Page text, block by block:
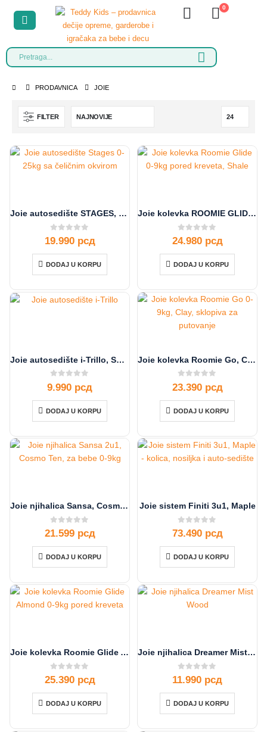
0
PRODAVNICA JOIE
FILTER
Joie autosedište STAGES, 0-25kg
0out of 5
19.990 рсд
DODAJ U KORPU
Joie kolevka ROOMIE GLIDE, Shale, 0-9kg
0out of 5
24.980 рсд
DODAJ U KORPU
Joie autosedište i-Trillo, Shale, 100-150cm
0 out of 5
9.990 рсд
DODAJ U KORPU
Joie kolevka Roomie Go, Clay
0out of 5
23.390 рсд
DODAJ U KORPU
Joie njihalica Sansa, Cosmo Ten
0 out of 5
21.599 рсд
DODAJ U KORPU
Joie sistem Finiti 3u1, Maple
0out of 5
73.490 рсд
DODAJ U KORPU
Joie kolevka Roomie Glide Almond
0out of 5
25.390 рсд
DODAJ U KORPU
Joie njihalica Dreamer Mist Wood
0 out of 5
11.990 рсд
DODAJ U KORPU